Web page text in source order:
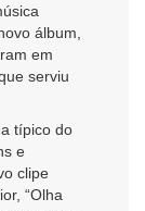
álbum,
em
serviu
típico do
e
clipe
“Olha